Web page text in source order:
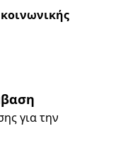
για την